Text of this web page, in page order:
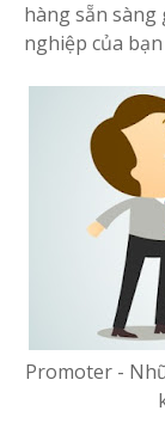
hàng sẵn
nghiệp của
Promoter -